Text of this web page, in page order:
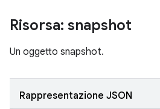
Risorsa: snapshot
Un oggetto snapshot.
Rappresentazione JSON